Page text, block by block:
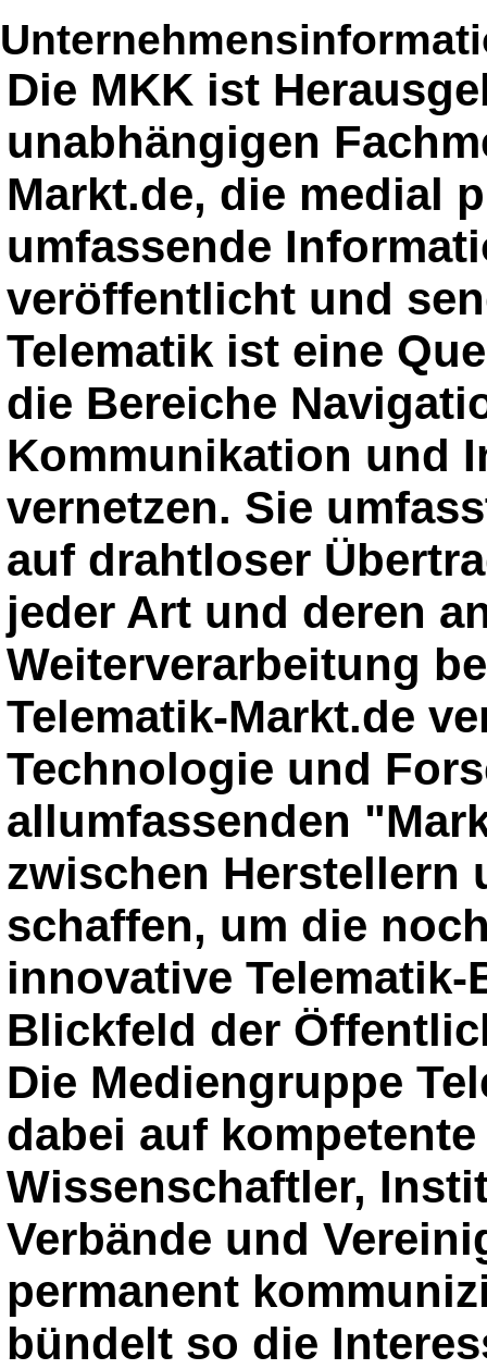
Die MKK ist
unabhängigen
Markt.de, die medial
umfassende
veröffentlicht und
Telematik ist eine
die Bereiche
Kommunikation und
vernetzen. Sie
auf drahtloser
jeder Art und deren
Weiterverarbeitung
Telematik-Markt.de
Technologie und
allumfassenden
zwischen Herstellern
schaffen, um die
innovative
Blickfeld der
Die Mediengruppe
dabei auf
Wissenschaftler,
Verbände und
permanent
bündelt so die